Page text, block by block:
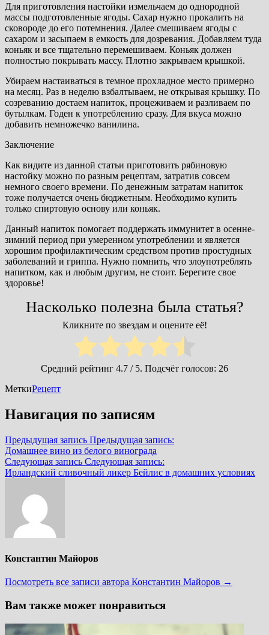
Для приготовления настойки измельчаем до однородной
массы подготовленные ягоды. Сахар нужно прокалить на
сковороде до его потемнения. Далее смешиваем ягоды с
сахаром и засыпаем в емкость для дозревания. Добавляем туда
коньяк и все тщательно перемешиваем. Коньяк должен
полностью покрывать массу. Плотно закрываем крышкой.
Убираем настаиваться в темное прохладное место примерно
на месяц. Раз в неделю взбалтываем, не открывая крышку. По
созреванию достаем напиток, процеживаем и разливаем по
бутылкам. Годен к употреблению сразу. Для вкуса можно
добавить немножечко ванилина.
Заключение
Как видите из данной статьи приготовить рябиновую
настойку можно по разным рецептам, затратив совсем
немного своего времени. По денежным затратам напиток
тоже получается очень бюджетным. Необходимо купить
только спиртовую основу или коньяк.
Данный напиток помогает поддержать иммунитет в осенне-
зимний период при умеренном употреблении и является
хорошим профилактическим средством против простудных
заболеваний и гриппа. Нужно помнить, что злоупотреблять
напитком, как и любым другим, не стоит. Берегите свое
здоровье!
Насколько полезна была статья?
Кликните по звездам и оцените её!
Средний рейтинг 4.7 / 5. Подсчёт голосов: 26
МеткиРецепт
Навигация по записям
Предыдущая запись Предыдущая запись:
Домашнее вино из белого винограда
Следующая запись Следующая запись:
Ирландский сливочный ликер Бейлис в домашних условиях
Константин Майоров
Посмотреть все записи автора Константин Майоров →
Вам также может понравиться